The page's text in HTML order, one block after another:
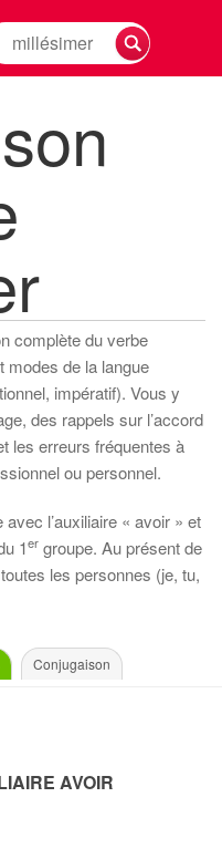
complète du verbe
modes de la langue
impératif). Vous y
des rappels sur l’accord
les erreurs fréquentes à
ou personnel.
l’auxiliaire « avoir » et
1er groupe. Au présent de
les personnes (je, tu,
Conjugaison
AVOIR